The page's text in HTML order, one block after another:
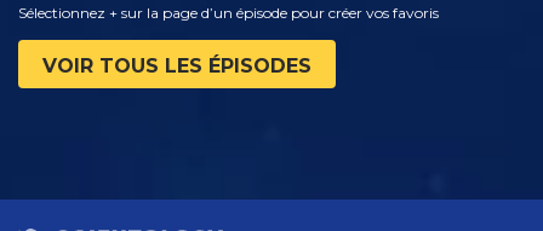
Sélectionnez + sur la page d’un épisode pour créer vos favoris
VOIR TOUS LES ÉPISODES